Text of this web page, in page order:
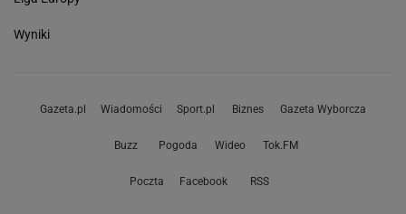
Wyniki
Gazeta.pl Wiadomości Sport.pl Biznes Gazeta Wyborcza
Buzz Pogoda Wideo Tok.FM
Poczta Facebook RSS